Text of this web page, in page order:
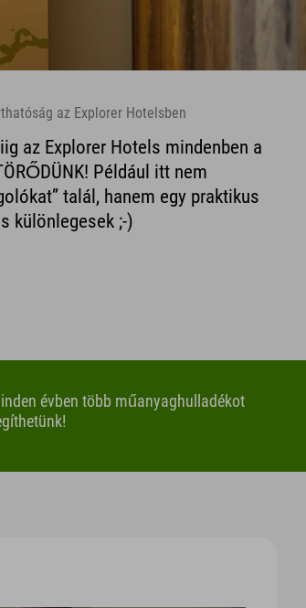
az Explorer Hotelsben
az Explorer Hotels mindenben a
Például itt nem
talál, hanem egy praktikus
különlegesek ;-)
évben több műanyaghulladékot